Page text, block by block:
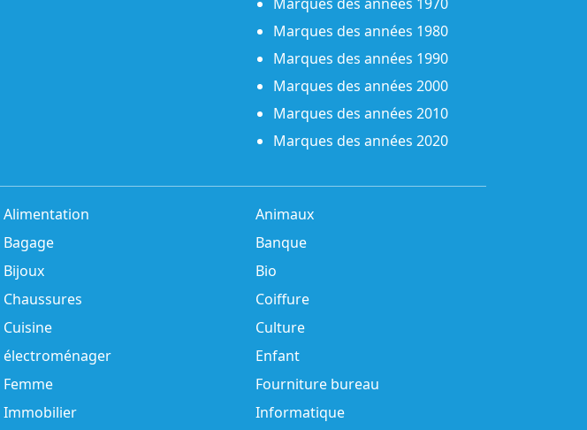
Marques des années 1980
Marques des années 1990
Marques des années 2000
Marques des années 2010
Marques des années 2020
Alimentation
Animaux
Bagage
Banque
Bijoux
Bio
Chaussures
Coiffure
Cuisine
Culture
électroménager
Enfant
Femme
Fourniture bureau
Immobilier
Informatique